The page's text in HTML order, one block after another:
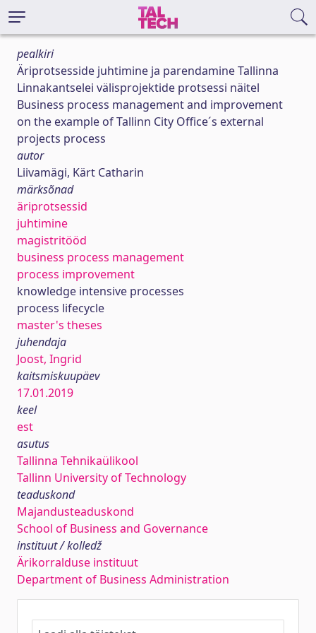
pealkiri
Äriprotsesside juhtimine ja parendamine Tallinna
Linnakantselei välisprojektide protsessi näitel
Business process management and improvement
on the example of Tallinn City Office´s external
projects process
autor
Liivamägi, Kärt Catharin
märksõnad
äriprotsessid
juhtimine
magistritööd
business process management
process improvement
knowledge intensive processes
process lifecycle
master's theses
juhendaja
Joost, Ingrid
kaitsmiskuupäev
17.01.2019
keel
est
asutus
Tallinna Tehnikaülikool
Tallinn University of Technology
teaduskond
Majandusteaduskond
School of Business and Governance
instituut / kolledž
Ärikorralduse instituut
Department of Business Administration